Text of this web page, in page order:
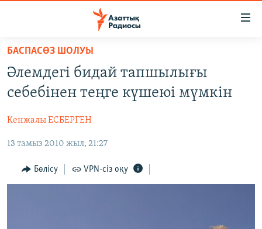
Skip
main
content
to
Navigation
САЯСАТ
ҚАҢТАР ОҚИҒАСЫ
АДАМ ҚҰҚЫҚТАРЫ
ӘЛЕУМЕТ
БАСПАСӨЗ ШОЛУЫ
Әлемдегі бидай тапшылығы
себебінен теңге күшеюі мүмкін
Кенжалы ЕСБЕРГЕН
13 тамыз 2010 жыл, 21:27
Бөлісу VPN-сіз оқу